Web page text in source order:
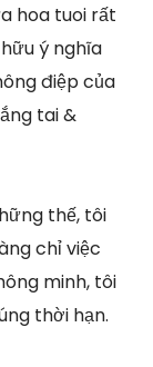
hoa tuoi rất
ý nghĩa
điệp của
tai &
thế, tôi
chỉ việc
minh, tôi
thời hạn.